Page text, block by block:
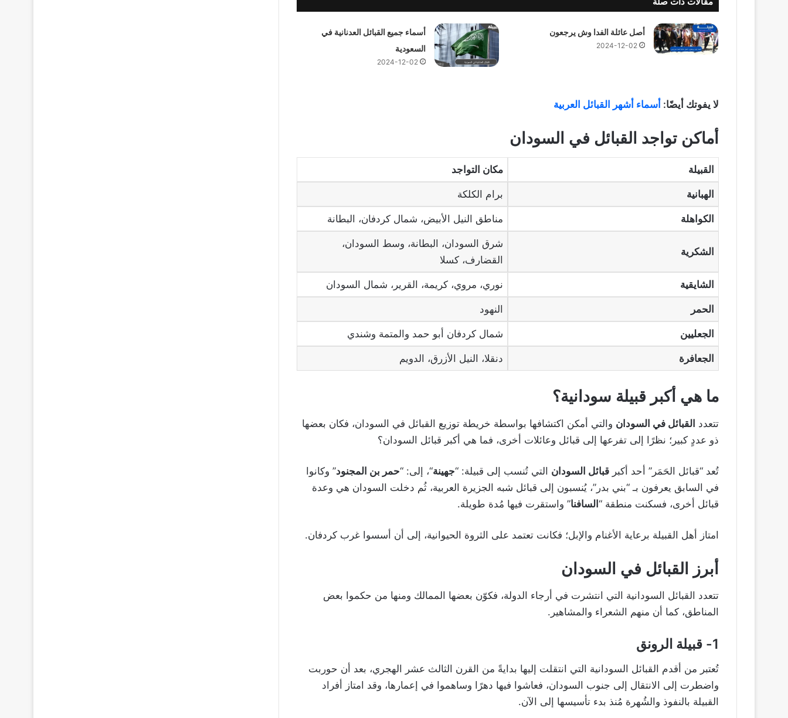
أصل عائلة الفدا وش يرجعون
2024-12-02
أسماء جميع القبائل العدنانية في
السعودية
2024-12-02
لا يفوتك أيضًا: أسماء أشهر القبائل العربية
أماكن تواجد القبائل في السودان
القبيلة مكان التواجد
الهبانية برام الكلكة
الكواهلة مناطق النيل الأبيض، شمال كردفان، البطانة
الشكرية
شرق السودان، البطانة، وسط السودان،
القضارف، كسلا
الشايقية نوري، مروي، كريمة، القرير، شمال السودان
الحمر النهود
الجعليين شمال كردفان أبو حمد والمتمة وشندي
الجعافرة دنقلا، النيل الأزرق، الدويم
ما هي أكبر قبيلة سودانية؟
تتعدد القبائل في السودان والتي أمكن اكتشافها بواسطة خريطة توزيع القبائل في السودان، فكان بعضها
ذو عددٍ كبير؛ نظرًا إلى تفرعها إلى قبائل وعائلات أخرى، فما هي أكبر قبائل السودان؟
تُعد “قبائل الحَمَر” أحد أكبر قبائل السودان التي تُنسب إلى قبيلة: “جهينة“، إلى: “ﺣﻤﺮ ﺑﻦ ﺍﻟﻤﺠﻨﻮﺩ” وكانوا
في السابق يعرفون بـ “بني بدر”، يُنسبون إلى قبائل شبه الجزيرة العربية، ثُم دخلت السودان هي وعدة
قبائل أخرى، فسكنت منطقة “السافنا” واستقرت فيها مُدة طويلة.
امتاز أهل القبيلة برعاية الأغنام والإبل؛ فكانت تعتمد على الثروة الحيوانية، إلى أن أسسوا غرب كردفان.
أبرز القبائل في السودان
تتعدد القبائل السودانية التي انتشرت في أرجاء الدولة، فكوّن بعضها الممالك ومنها من حكموا بعض
المناطق، كما أن منهم الشعراء والمشاهير.
1- قبيلة الرونق
تُعتبر من أقدم القبائل السودانية التي انتقلت إليها بدايةً من القرن الثالث عشر الهجري، بعد أن حوربت
واضطرت إلى الانتقال إلى جنوب السودان، فعاشوا فيها دهرًا وساهموا في إعمارها، وقد امتاز أفراد
القبيلة بالنفوذ والشُهرة مُنذ بدء تأسيسها إلى الآن.